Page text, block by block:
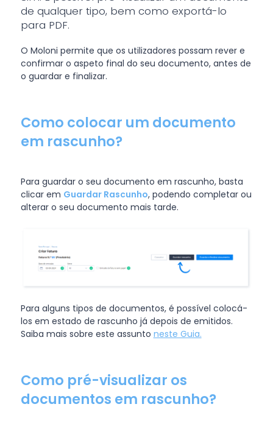
de qualquer tipo, bem como exportá-lo
para PDF.
O Moloni permite que os utilizadores possam rever e
confirmar o aspeto final do seu documento, antes de
o guardar e finalizar.
Como colocar um documento
em rascunho?
Para guardar o seu documento em rascunho, basta
clicar em Guardar Rascunho, podendo completar ou
alterar o seu documento mais tarde.
Para alguns tipos de documentos, é possível colocá-
los em estado de rascunho já depois de emitidos.
Saiba mais sobre este assunto neste Guia.
Como pré-visualizar os
documentos em rascunho?